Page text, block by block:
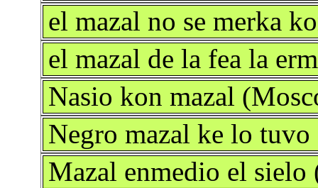
el mazal no se merka
el mazal de la fea la
Nasio kon mazal
Negro mazal ke lo
Mazal enmedio el sielo